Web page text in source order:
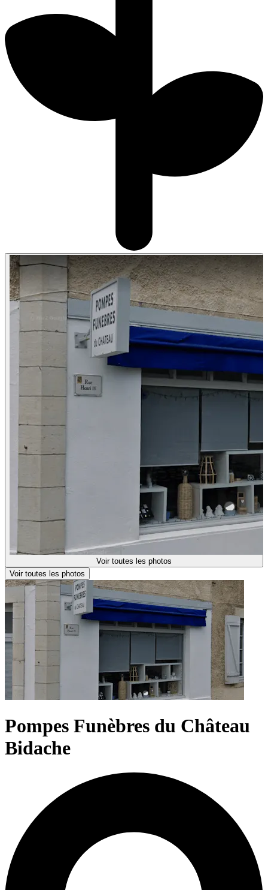
Voir toutes les photos
Voir toutes les photos
Pompes Funèbres du Château
Bidache